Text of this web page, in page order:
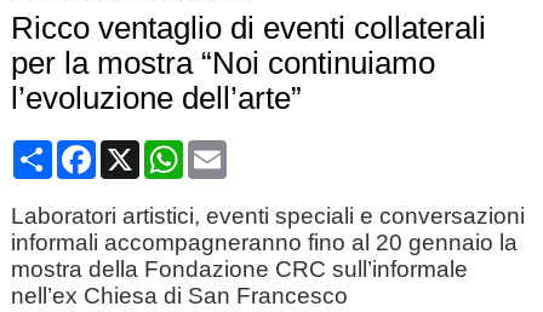
Ricco ventaglio di eventi collaterali
per la mostra “Noi continuiamo
l’evoluzione dell’arte”
CondividiFacebook
X WhatsApp
Email
Laboratori artistici, eventi speciali e conversazioni
informali accompagneranno fino al 20 gennaio la
mostra della Fondazione CRC sull’informale
nell’ex Chiesa di San Francesco